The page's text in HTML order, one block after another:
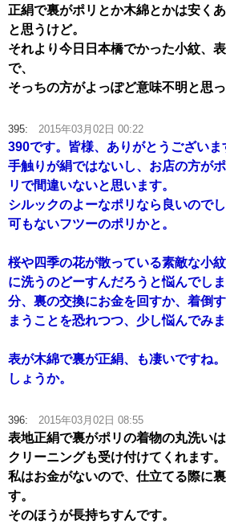
正絹で裏がポリとか木綿とかは安く
と思うけど。
それより今日日本橋でかった小紋、
で、
そっちの方がよっぽど意味不明と思っ
395: 2015年03月02日 00:22
390です。皆様、ありがとうございま
手触りが絹ではないし、お店の方が
リで間違いないと思います。
シルックのよーなポリなら良いので
可もないフツーのポリかと。
桜や四季の花が散っている素敵な小
に洗うのどーすんだろうと悩んでし
分、裏の交換にお金を回すか、着倒
まうことを恐れつつ、少し悩んでみま
表が木綿で裏が正絹、も凄いですね
しょうか。
396: 2015年03月02日 08:55
表地正絹で裏がポリの着物の丸洗いは
クリーニングも受け付けてくれます。
私はお金がないので、仕立てる際に
す。
そのほうが長持ちすんです。